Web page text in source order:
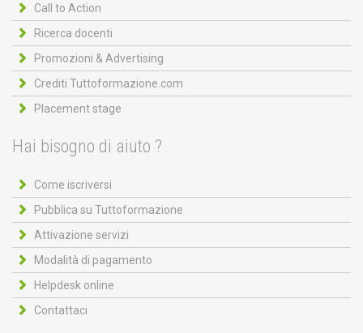
Call to Action
Ricerca docenti
Promozioni & Advertising
Crediti Tuttoformazione.com
Placement stage
Hai bisogno di aiuto ?
Come iscriversi
Pubblica su Tuttoformazione
Attivazione servizi
Modalità di pagamento
Helpdesk online
Contattaci